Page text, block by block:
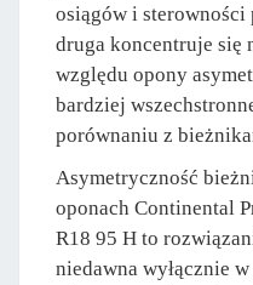
osiągów i sterowności
druga koncentruje się
względu opony
bardziej
porównaniu z
Asymetryczność
oponach Continental
R18 95 H to
niedawna wyłącznie